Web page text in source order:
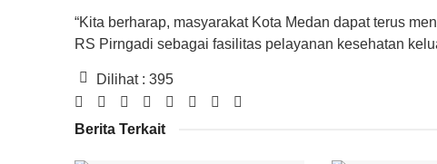
“Kita berharap, masyarakat Kota Medan dapat terus
RS Pirngadi sebagai fasilitas pelayanan kesehatan
Dilihat : 395
Berita Terkait